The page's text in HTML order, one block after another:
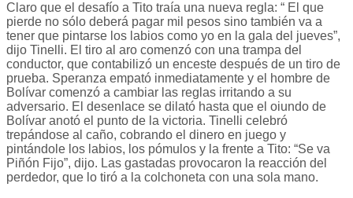
Claro que el desafío a Tito traía una nueva regla: “ El que
pierde no sólo deberá pagar mil pesos sino también va a
tener que pintarse los labios como yo en la gala del jueves”,
dijo Tinelli. El tiro al aro comenzó con una trampa del
conductor, que contabilizó un enceste después de un tiro de
prueba. Speranza empató inmediatamente y el hombre de
Bolívar comenzó a cambiar las reglas irritando a su
adversario. El desenlace se dilató hasta que el oiundo de
Bolívar anotó el punto de la victoria. Tinelli celebró
trepándose al caño, cobrando el dinero en juego y
pintándole los labios, los pómulos y la frente a Tito: “Se va
Piñón Fijo”, dijo. Las gastadas provocaron la reacción del
perdedor, que lo tiró a la colchoneta con una sola mano.